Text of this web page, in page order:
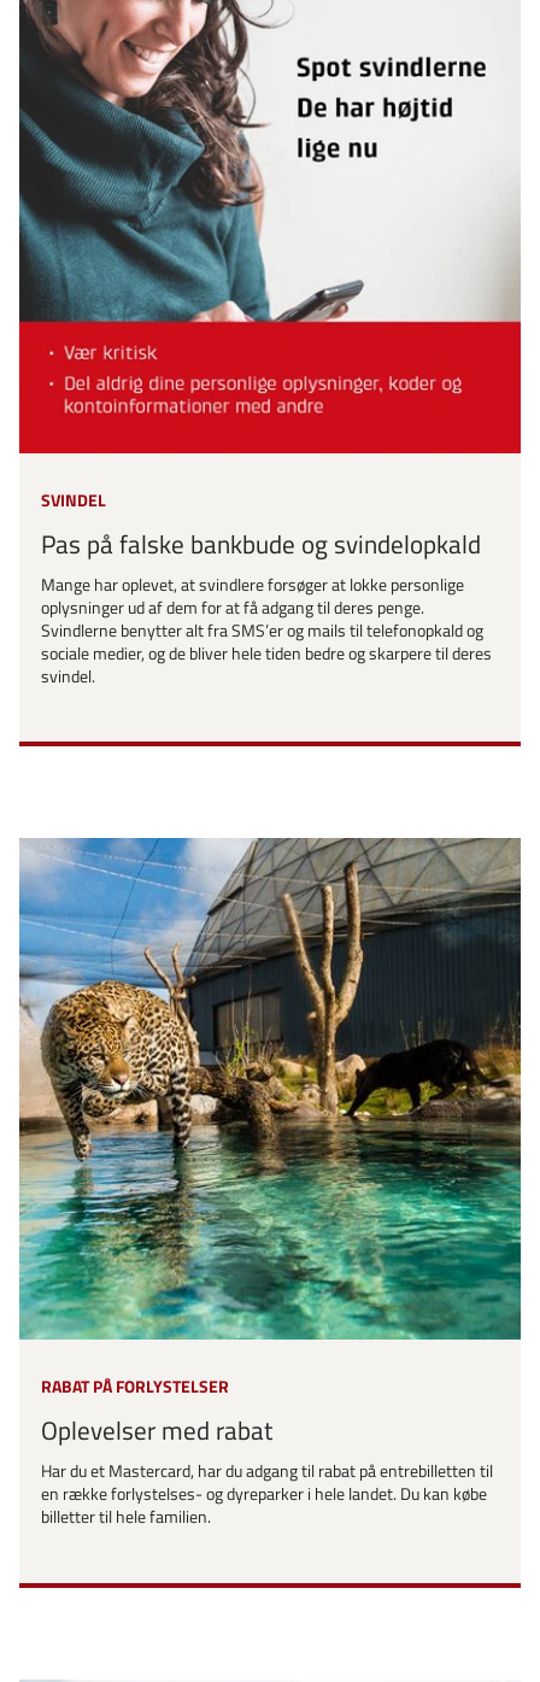
SVINDEL
Pas på falske bankbude og svindelopkald
Mange har oplevet, at svindlere forsøger at lokke personlige
oplysninger ud af dem for at få adgang til deres penge.
Svindlerne benytter alt fra SMS’er og mails til telefonopkald og
sociale medier, og de bliver hele tiden bedre og skarpere til deres
svindel.
RABAT PÅ FORLYSTELSER
Oplevelser med rabat
Har du et Mastercard, har du adgang til rabat på entrebilletten til
en række forlystelses- og dyreparker i hele landet. Du kan købe
billetter til hele familien.